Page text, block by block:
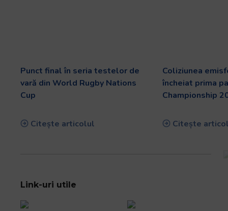
Punct final în seria testelor de
vară din World Rugby Nations
Cup
Citește articolul
Coliziunea
încheiat prima
Championship
Citește
Link-uri utile